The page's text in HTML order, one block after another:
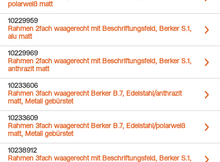
polarweiß matt
10229959
Rahmen 2fach waagerecht mit Beschriftungsfeld, Berker S.1,
alu matt
10229969
Rahmen 2fach waagerecht mit Beschriftungsfeld, Berker S.1,
anthrazit matt
10233606
Rahmen 3fach waagerecht Berker B.7, Edelstahl/anthrazit
matt, Metall gebürstet
10233609
Rahmen 3fach waagerecht Berker B.7, Edelstahl/polarweiß
matt, Metall gebürstet
10238912
Rahmen 3fach waagerecht mit Beschriftungsfeld, Berker S.1,